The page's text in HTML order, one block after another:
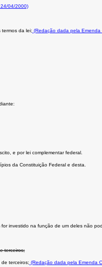
04/2000)
da lei; (Redação dada pela
e por lei complementar federal.
da Constituição Federal e desta.
investido na função de um deles não
terceiros;
terceiros; (Redação dada pela Emenda